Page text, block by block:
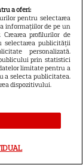
ținut
pe
o pentru
EXCLUSIV
a oferi:
pentru selectarea
informațiilor de pe un
Crearea profilurilor de
selectarea publicității
personalizată.
prin statistici
limitate pentru a
a selecta publicitatea.
dispozitivului.